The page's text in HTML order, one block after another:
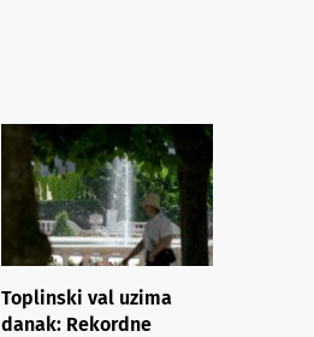
Toplinski val uzima
danak: Rekordne